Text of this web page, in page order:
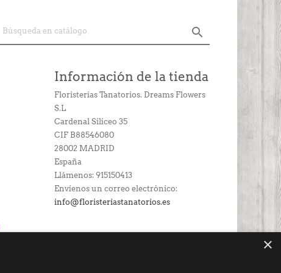

Información de la tienda
Floristerías Tanatorios. Dreams Flowers
S.L
Cardenal Silíceo 35
CIF B88546080
28002 MADRID
España
Llámenos: 915150413
Envíenos un correo electrónico:
info@floristeriastanatorios.es
×